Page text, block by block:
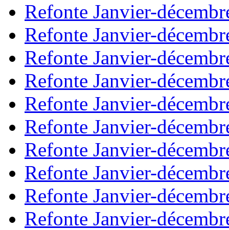
Refonte Janvier-
Refonte Janvier-
Refonte Janvier-
Refonte Janvier-
Refonte Janvier-
Refonte Janvier-
Refonte Janvier-
Refonte Janvier-
Refonte Janvier-
Refonte Janvier-